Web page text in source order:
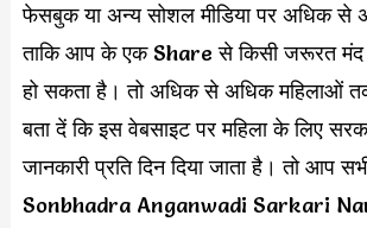
फेसबुक या अन्य सोशल मीडिया पर अधिक से
ताकि आप के एक Share से किसी जरूरत मंद
हो सकता है। तो अधिक से अधिक महिलाओं
बता दें कि इस वेबसाइट पर महिला के लिए
जानकारी प्रति दिन दिया जाता है। तो आप
Sonbhadra Anganwadi Sarkari